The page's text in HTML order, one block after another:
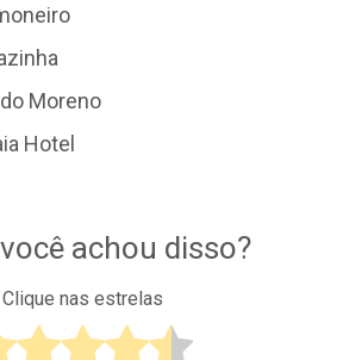
Moreno
Hotel
achou disso?
Clique nas estrelas